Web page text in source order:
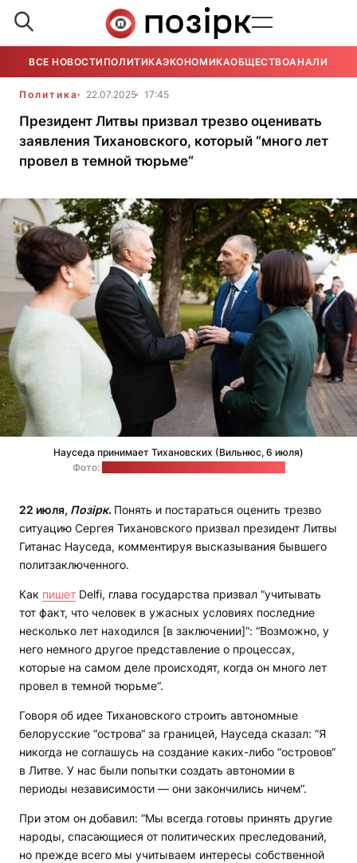
ВСЕ НОВОСТИ ПОЛИТИКАЭКОНОМИКАОБЩЕСТВОАНАЛИТИКА
Политика 22.07.2025 17:45
Президент Литвы призвал трезво оценивать
заявления Тихановского, который “много лет
провел в темной тюрьме“
Науседа принимает Тихановских (Вильнюс, 6 июля)
Фото:
22 июля, Позірк. Понять и постараться оценить трезво
ситуацию Сергея Тихановского призвал президент Литвы
Гитанас Науседа, комментируя высказывания бывшего
политзаключенного.
Как пишет Delfi, глава государства призвал “учитывать
тот факт, что человек в ужасных условиях последние
несколько лет находился [в заключении]“: “Возможно, у
него немного другое представление о процессах,
которые на самом деле происходят, когда он много лет
провел в темной тюрьме“.
Говоря об идее Тихановского строить автономные
белорусские “острова“ за границей, Науседа сказал: “Я
никогда не соглашусь на создание каких-либо “островов“
в Литве. У нас были попытки создать автономии в
периоды независимости — они закончились ничем“.
При этом он добавил: “Мы всегда готовы принять другие
народы, спасающиеся от политических преследований,
но прежде всего мы учитываем интересы собственной